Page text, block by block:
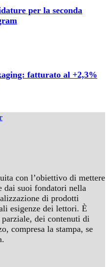
per la seconda
fatturato al +2,3%
con l’obiettivo di mettere
dai suoi fondatori nella
di prodotti
esigenze dei lettori. È
dei contenuti di
compresa la stampa, se